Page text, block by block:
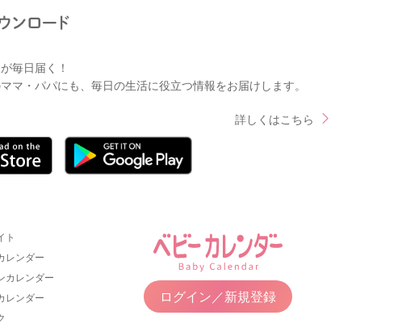
毎日届く！
マ・パパにも、毎日の生活に役立つ情報をお届けします。
詳しくはこちら
ト
レンダー
カレンダー
レンダー
ログイン／新規登録